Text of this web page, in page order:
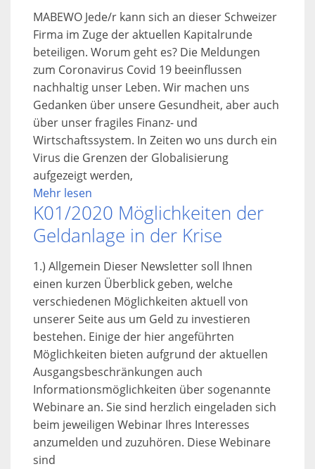
MABEWO Jede/r kann sich an dieser Schweizer
Firma im Zuge der aktuellen Kapitalrunde
beteiligen. Worum geht es? Die Meldungen
zum Coronavirus Covid 19 beeinflussen
nachhaltig unser Leben. Wir machen uns
Gedanken über unsere Gesundheit, aber auch
über unser fragiles Finanz- und
Wirtschaftssystem. In Zeiten wo uns durch ein
Virus die Grenzen der Globalisierung
aufgezeigt werden,
Mehr lesen
K01/2020 Möglichkeiten der
Geldanlage in der Krise
1.) Allgemein Dieser Newsletter soll Ihnen
einen kurzen Überblick geben, welche
verschiedenen Möglichkeiten aktuell von
unserer Seite aus um Geld zu investieren
bestehen. Einige der hier angeführten
Möglichkeiten bieten aufgrund der aktuellen
Ausgangsbeschränkungen auch
Informationsmöglichkeiten über sogenannte
Webinare an. Sie sind herzlich eingeladen sich
beim jeweiligen Webinar Ihres Interesses
anzumelden und zuzuhören. Diese Webinare
sind